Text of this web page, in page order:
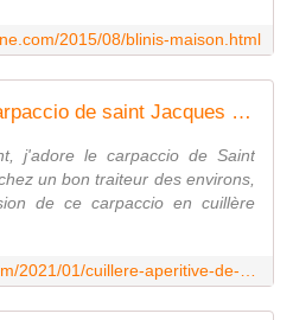
2015/08/blinis-maison.html
Cuillère apéritive de carpaccio de saint Jacques à l'huile de sésame et oeufs de lump - Elodie cuisine pour vous partager sa passion...
j'adore le carpaccio de Saint
un bon traiteur des environs,
de ce carpaccio en cuillère